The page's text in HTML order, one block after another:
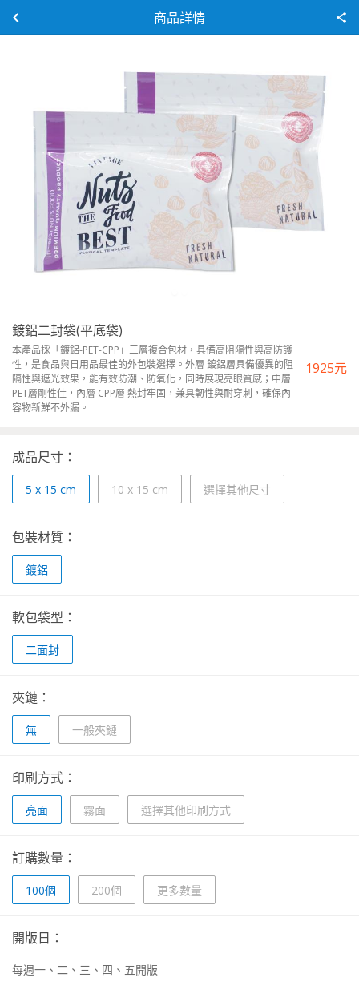
商品詳情
鍍鋁二封袋(平底袋)
本產品採「鍍鋁-PET-CPP」三層複合包材，具備高阻隔性與高防護
性，是食品與日用品最佳的外包裝選擇。外層 鍍鋁層具備優異的阻
隔性與遮光效果，能有效防潮、防氧化，同時展現亮眼質感；中層
PET層剛性佳，內層 CPP層 熱封牢固，兼具韌性與耐穿刺，確保內
容物新鮮不外漏。
1925元
成品尺寸：
5 x 15 cm 10 x 15 cm 選擇其他尺寸
包裝材質：
鍍鋁
軟包袋型：
二面封
夾鏈：
無 一般夾鏈
印刷方式：
亮面 霧面 選擇其他印刷方式
訂購數量：
100個 200個 更多數量
開版日：
每週一、二、三、四、五開版